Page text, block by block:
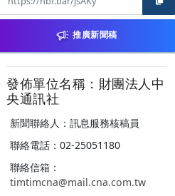
推廣新聞稿
發佈單位名稱：財團法人中
央通訊社
新聞聯絡人：訊息服務核稿員
聯絡電話：02-25051180
聯絡信箱：
timtimcna@mail.cna.com.tw